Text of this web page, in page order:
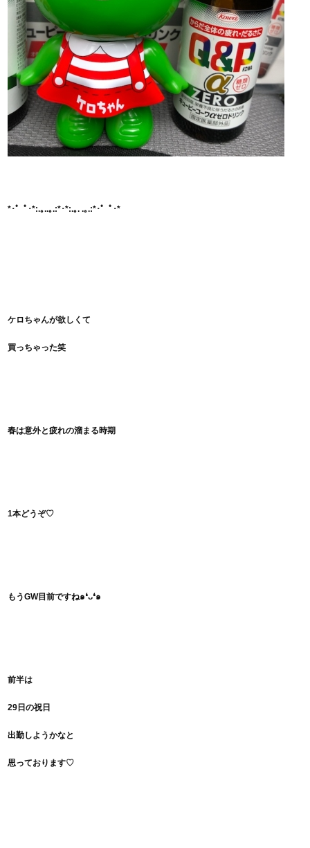
*･゜ﾟ･*:.｡..｡.:*･*:.｡. .｡.:*･゜ﾟ･*
ケロちゃんが欲しくて
買っちゃった笑
春は意外と疲れの溜まる時期
1本どうぞ♡
もうGW目前ですね๑❛ᴗ❛๑
前半は
29日の祝日
出勤しようかなと
思っております♡